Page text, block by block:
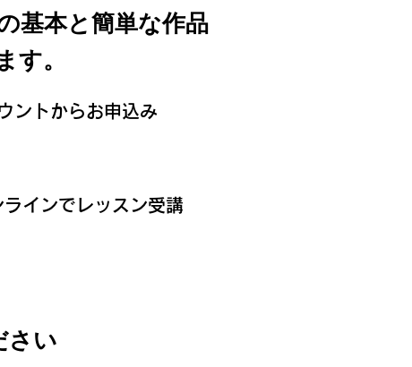
基本と簡単な作品
。
ントからお申込み
インでレッスン受講
さい